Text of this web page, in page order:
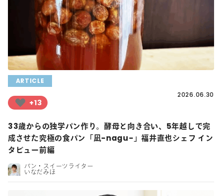
ARTICLE
+13
2026.06.30
33歳からの独学パン作り。酵母と向き合い、5年越しで完
成させた究極の食パン「凪-nagu-」福井直也シェフ イン
タビュー前編
パン・スイーツライター
いなだみほ